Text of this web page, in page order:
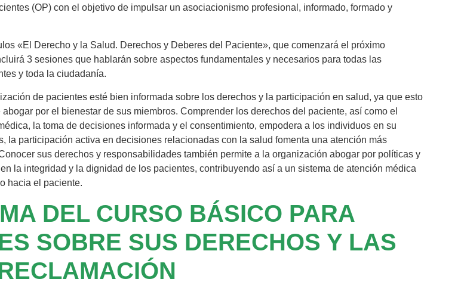
(OP) con el objetivo de impulsar un asociacionismo profesional, informado, formado y
«El Derecho y la Salud. Derechos y Deberes del Paciente», que comenzará el próximo
3 sesiones que hablarán sobre aspectos fundamentales y necesarios para todas las
y toda la ciudadanía.
de pacientes esté bien informada sobre los derechos y la participación en salud, ya que esto
por el bienestar de sus miembros. Comprender los derechos del paciente, así como el
la toma de decisiones informada y el consentimiento, empodera a los individuos en su
la participación activa en decisiones relacionadas con la salud fomenta una atención más
sus derechos y responsabilidades también permite a la organización abogar por políticas y
la integridad y la dignidad de los pacientes, contribuyendo así a un sistema de atención médica
hacia el paciente.
DEL CURSO BÁSICO PARA
SOBRE SUS DERECHOS Y LAS